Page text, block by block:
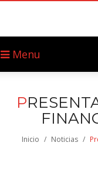
Menu
P
Inicio / Noticias /